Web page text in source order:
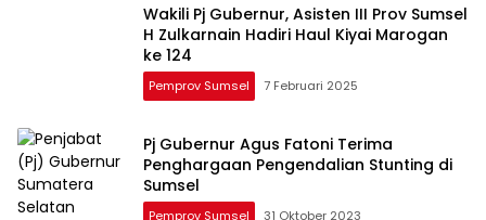
Wakili Pj Gubernur, Asisten III Prov Sumsel
H Zulkarnain Hadiri Haul Kiyai Marogan
ke 124
Pemprov Sumsel 7 Februari 2025
Pj Gubernur Agus Fatoni Terima
Penghargaan Pengendalian Stunting di
Sumsel
Pemprov Sumsel 31 Oktober 2023